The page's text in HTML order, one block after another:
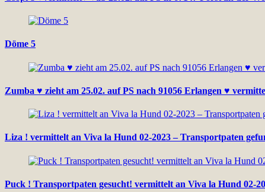
Döme 5
Zumba ♥ zieht am 25.02. auf PS nach 91056 Erlangen ♥
Liza ! vermittelt an Viva la Hund 02-2023 – Transportpaten
Puck ! Transportpaten gesucht! vermittelt an Viva la Hund 02-